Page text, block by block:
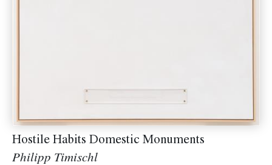
Hostile Habits Domestic Monuments
Philipp Timischl